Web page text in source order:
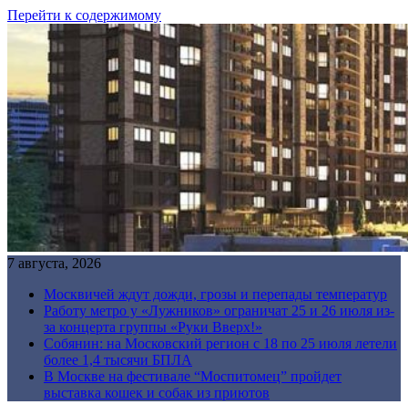
Перейти к содержимому
7 августа, 2026
Москвичей ждут дожди, грозы и перепады температур
Работу метро у «Лужников» ограничат 25 и 26 июля из-
за концерта группы «Руки Вверх!»
Собянин: на Московский регион с 18 по 25 июля летели
более 1,4 тысячи БПЛА
В Москве на фестивале “Моспитомец” пройдет
выставка кошек и собак из приютов